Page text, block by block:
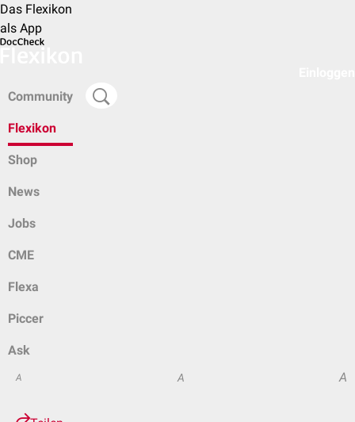
Das Flexikon
als App
Community
Flexikon
Shop
News
Jobs
CME
Flexa
Piccer
Ask
A A A